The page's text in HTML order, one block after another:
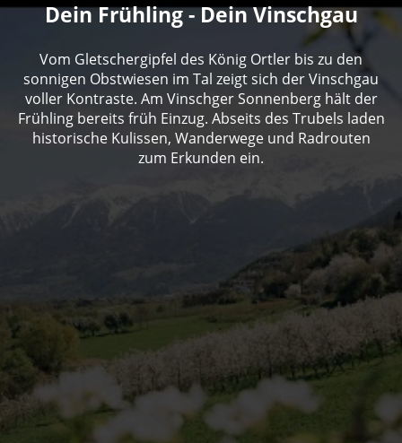
Dein Frühling - Dein Vinschgau
Vom Gletschergipfel des König Ortler bis zu den
sonnigen Obstwiesen im Tal zeigt sich der Vinschgau
voller Kontraste. Am Vinschger Sonnenberg hält der
Frühling bereits früh Einzug. Abseits des Trubels laden
historische Kulissen, Wanderwege und Radrouten
zum Erkunden ein.